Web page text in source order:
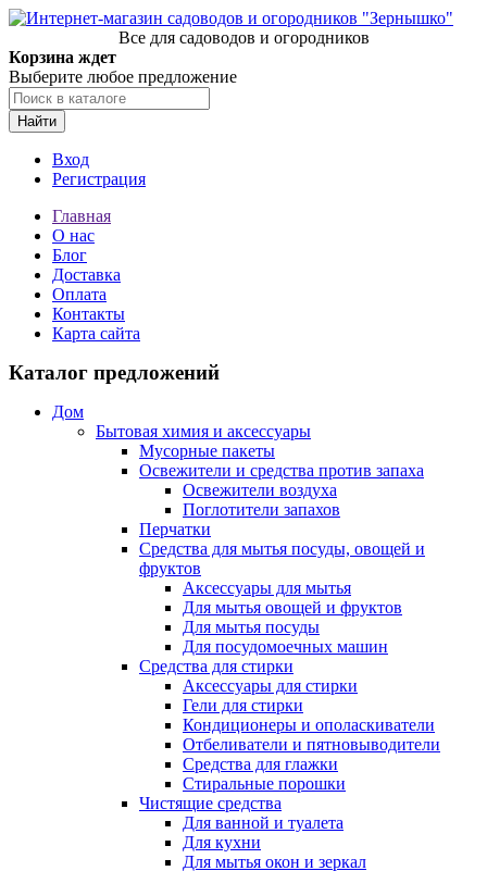
Все для садоводов и огородников
Корзина ждет
Выберите любое предложение
Найти
Вход
Регистрация
Главная
О нас
Блог
Доставка
Оплата
Контакты
Карта сайта
Каталог предложений
Дом
Бытовая химия и аксессуары
Мусорные пакеты
Освежители и средства против запаха
Освежители воздуха
Поглотители запахов
Перчатки
Средства для мытья посуды, овощей и
фруктов
Аксессуары для мытья
Для мытья овощей и фруктов
Для мытья посуды
Для посудомоечных машин
Средства для стирки
Аксессуары для стирки
Гели для стирки
Кондиционеры и ополаскиватели
Отбеливатели и пятновыводители
Средства для глажки
Стиральные порошки
Чистящие средства
Для ванной и туалета
Для кухни
Для мытья окон и зеркал